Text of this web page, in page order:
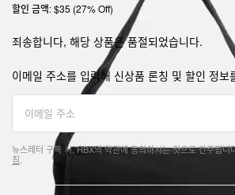
할인 금액: $35 (27% Off)
죄송합니다, 해당 상품은 품절되었습니다.
이메일 주소를 입력해 신상품 론칭 및 할인 정보
뉴스레터 구독 시, HBX의 약관에 동의하시는 것으로 간주됩니
침